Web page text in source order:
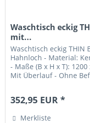
Waschtisch eckig
mit...
Waschtisch eckig THIN
Hahnloch - Material:
- Maße (B x H x T):
Mit Überlauf - Ohne
352,95 EUR *
Merkliste